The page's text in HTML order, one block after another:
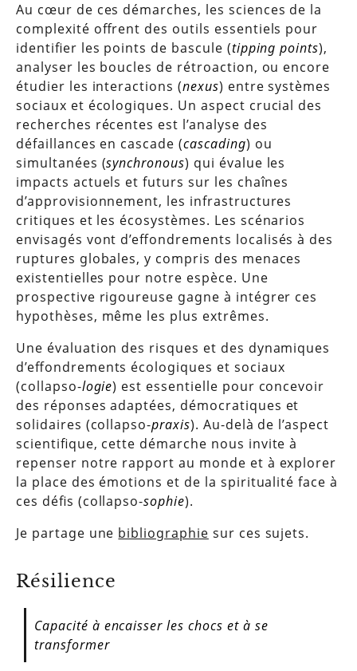
Au cœur de ces démarches, les sciences de la
complexité offrent des outils essentiels pour
identifier les points de bascule (tipping points),
analyser les boucles de rétroaction, ou encore
étudier les interactions (nexus) entre systèmes
sociaux et écologiques. Un aspect crucial des
recherches récentes est l’analyse des
défaillances en cascade (cascading) ou
simultanées (synchronous) qui évalue les
impacts actuels et futurs sur les chaînes
d’approvisionnement, les infrastructures
critiques et les écosystèmes. Les scénarios
envisagés vont d’effondrements localisés à des
ruptures globales, y compris des menaces
existentielles pour notre espèce. Une
prospective rigoureuse gagne à intégrer ces
hypothèses, même les plus extrêmes.
Une évaluation des risques et des dynamiques
d’effondrements écologiques et sociaux
(collapso-logie) est essentielle pour concevoir
des réponses adaptées, démocratiques et
solidaires (collapso-praxis). Au-delà de l’aspect
scientifique, cette démarche nous invite à
repenser notre rapport au monde et à explorer
la place des émotions et de la spiritualité face à
ces défis (collapso-sophie).
Je partage une bibliographie sur ces sujets.
Résilience
Capacité à encaisser les chocs et à se
transformer